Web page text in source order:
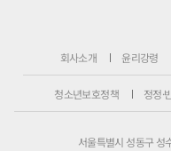
회사소개 윤리강령
청소년보호정책 정정·
서울특별시 성동구